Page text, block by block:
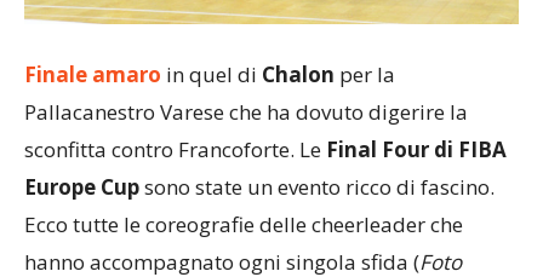
Finale amaro in quel di Chalon per la
Pallacanestro Varese che ha dovuto digerire la
sconfitta contro Francoforte. Le Final Four di FIBA
Europe Cupsono state un evento ricco di fascino.
Ecco tutte le coreografie delle cheerleader che
hanno accompagnato ogni singola sfida (Foto